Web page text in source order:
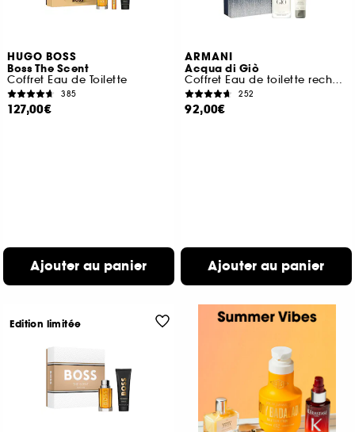
HUGO BOSS
Boss The Scent
Coffret Eau de Toilette
385
127,00€
Ajouter au panier
ARMANI
Acqua di Giò
Coffret Eau de toilette rechargeable pour homme
252
92,00€
Ajouter au panier
Edition limitée